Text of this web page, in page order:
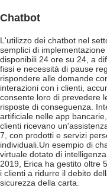
Chatbot
L'utilizzo dei chatbot nel
semplici di
disponibili 24 ore su 24, a
fissi e necessità di pause
rispondere alle domande
interazioni con i clienti,
consente loro di prevedere
risposte di conseguenza.
artificiale nelle app
clienti ricevano
7, con prodotti e servizi
individuali. Un esempio di
virtuale dotato di
2019, Erica ha gestito oltre
i clienti a ridurre il debito
sicurezza della carta.